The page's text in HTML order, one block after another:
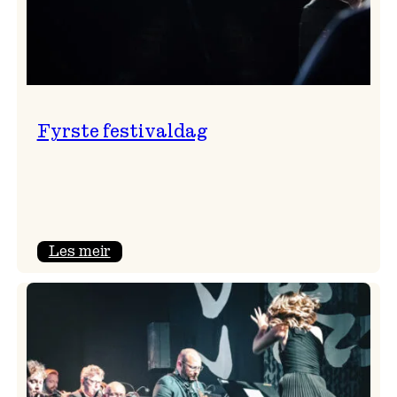
Fyrste festivaldag
Les meir: